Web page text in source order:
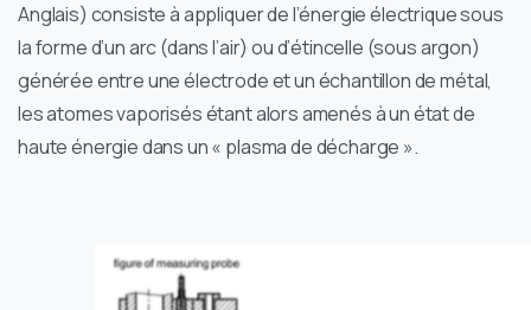
Anglais) consiste à appliquer de l’énergie électrique sous
la forme d’un arc (dans l’air) ou d’étincelle (sous argon)
générée entre une électrode et un échantillon de métal,
les atomes vaporisés étant alors amenés à un état de
haute énergie dans un « plasma de décharge ».